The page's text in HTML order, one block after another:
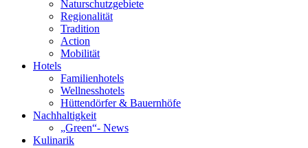
Naturschutzgebiete
Regionalität
Tradition
Action
Mobilität
Hotels
Familienhotels
Wellnesshotels
Hüttendörfer & Bauernhöfe
Nachhaltigkeit
„Green“- News
Kulinarik